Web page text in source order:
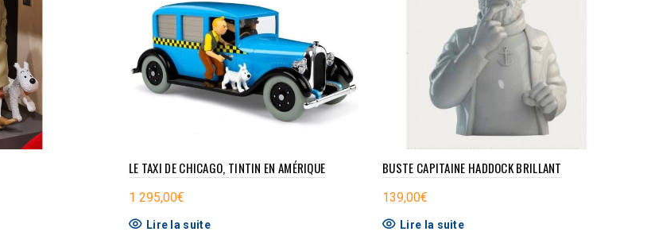
LE TAXI DE CHICAGO, TINTIN EN AMÉRIQUE
1 295,00€
Lire la suite
BUSTE CAPITAINE HADDOCK BRILLANT
139,00€
Lire la suite